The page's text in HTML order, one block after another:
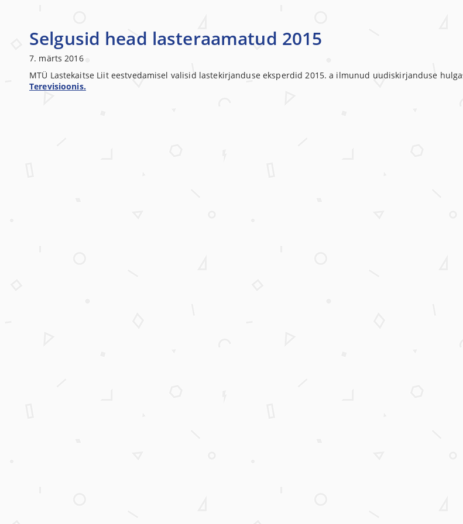
Selgusid head lasteraamatud 2015
7. märts 2016
MTÜ Lastekaitse Liit eestvedamisel valisid lastekirjanduse eksperdid 2015. a ilmunud uudiskirjanduse
Terevisioonis.